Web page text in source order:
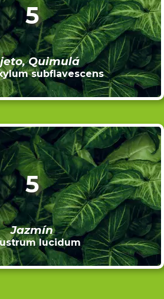
5
Quimulá
subflavescens
5
Jazmín
lucidum